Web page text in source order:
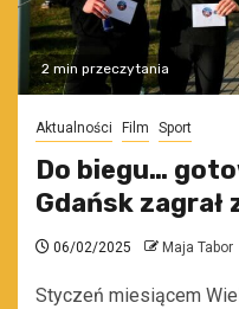
2 min przeczytania
Aktualności Film Sport
Do biegu…
Gdańsk zagrał
06/02/2025 Maja Tabor
Styczeń miesiącem